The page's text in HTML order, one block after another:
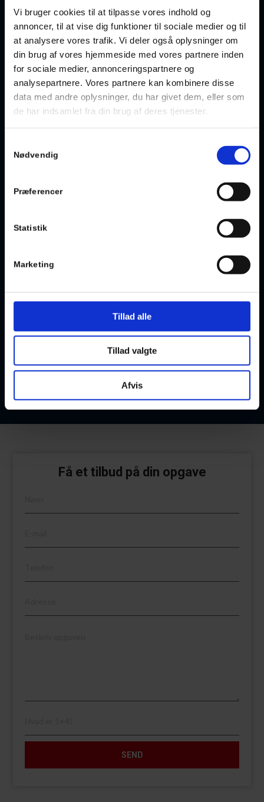
Vi bruger cookies til at tilpasse vores indhold og
annoncer, til at vise dig funktioner til sociale medier og til
at analysere vores trafik. Vi deler også oplysninger om
din brug af vores hjemmeside med vores partnere inden
for sociale medier, annonceringspartnere og
analysepartnere. Vores partnere kan kombinere disse
data med andre oplysninger, du har givet dem, eller som
de har indsamlet fra din brug af deres tjenester.
Nødvendig
Præferencer
Statistik
Marketing
Tillad alle
Tillad valgte
Afvis
Tag fat i os allerede i dag
Kontakt os for at finde ud af mere om vores
energioptimeringsrådgivning, og hvordan vi kan hjælpe jer med at
opnå en mere energieffektiv og bæredygtig. Ring til os på 70 70
15 35, eller send en besked til os enten på info@hwhvvs.dk
Få et tilbud på din opgave